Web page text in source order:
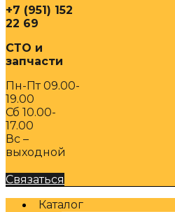
+7 (951) 152
22 69
СТО и
запчасти
Пн-Пт 09.00-
19.00
Сб 10.00-
17.00
Вс –
выходной
Связаться
Каталог